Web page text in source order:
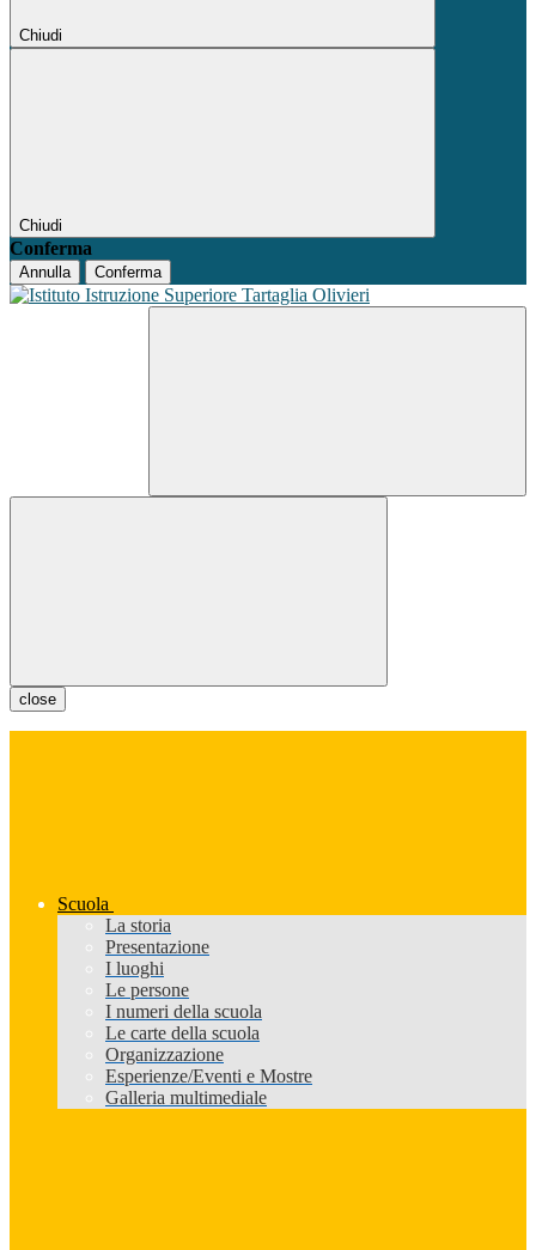
Chiudi
Chiudi
Conferma
Annulla Conferma
close
Scuola
La storia
Presentazione
I luoghi
Le persone
I numeri della scuola
Le carte della scuola
Organizzazione
Esperienze/Eventi e Mostre
Galleria multimediale